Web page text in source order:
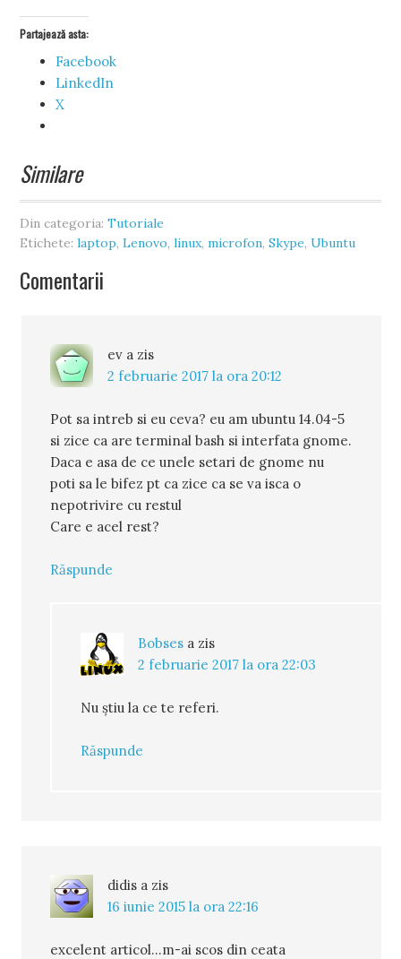
Partajează asta:
Facebook
LinkedIn
X
Similare
Din categoria:Tutoriale
Etichete:laptop,Lenovo,linux,microfon,Skype,Ubuntu
Comentarii
ev a zis
2 februarie 2017 la ora 20:12
Pot sa intreb si eu ceva? eu am ubuntu 14.04-5
si zice ca are terminal bash si interfata gnome.
Daca e asa de ce unele setari de gnome nu
poti sa le bifez pt ca zice ca se va isca o
nepotrivire cu restul
Care e acel rest?
Răspunde
Bobses a zis
2 februarie 2017 la ora 22:03
Nu știu la ce te referi.
Răspunde
didis a zis
16 iunie 2015 la ora 22:16
excelent articol...m-ai scos din ceata